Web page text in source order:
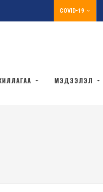
COVID-19
МЭДЭЭЛЭЛ